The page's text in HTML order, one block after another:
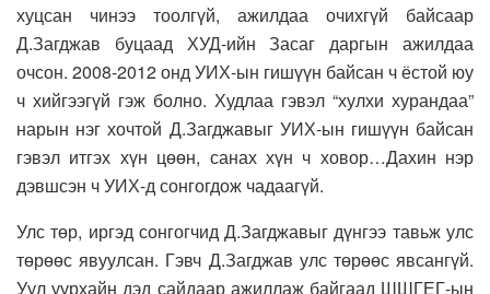
хуцсан чинээ тоолгүй, ажилдаа очихгүй байсаар
Д.Загджав буцаад ХУД-ийн Засаг даргын ажилдаа
очсон. 2008-2012 онд УИХ-ын гишүүн байсан ч ёстой юу
ч хийгээгүй гэж болно. Худлаа гэвэл “хулхи хурандаа”
нарын нэг хочтой Д.Загджавыг УИХ-ын гишүүн байсан
гэвэл итгэх хүн цөөн, санах хүн ч ховор…Дахин нэр
дэвшсэн ч УИХ-д сонгогдож чадаагүй.
Улс төр, иргэд сонгогчид Д.Загджавыг дүнгээ тавьж улс
төрөөс явуулсан. Гэвч Д.Загджав улс төрөөс явсангүй.
Уул уурхайн дэд сайдаар ажиллаж байгаад ШШГЕГ-ын